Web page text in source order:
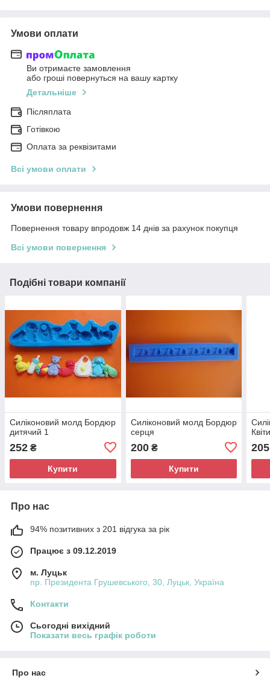
Умови оплати
Ви отримаєте замовлення
або гроші повернуться на вашу картку
Детальніше
Післяплата
Готівкою
Оплата за реквізитами
Всі умови оплати
Умови повернення
Повернення товару впродовж 14 днів за рахунок покупця
Всі умови повернення
Подібні товари компанії
Силіконовий молд Бордюр
дитячий 1
252 ₴
Купити
Силіконовий молд Бордюр
серця
200₴
Купити
205
Про нас
94% позитивних з 201 відгука за рік
Працює з 09.12.2019
м. Луцьк
пр. Президента Грушевського, 30, Луцьк, Україна
Контакти
Сьогодні вихідний
Показати весь графік роботи
Про нас